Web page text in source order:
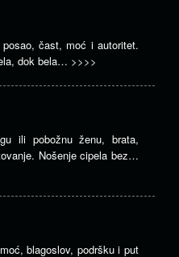
čast, moć i autoritet.
dok bela… >>>>
ili pobožnu ženu, brata,
Nošenje cipela bez…
blagoslov, podršku i put